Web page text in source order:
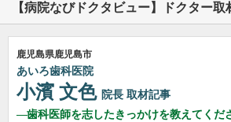
【病院なびドクタビュー】ドクター取
鹿児島県鹿児島市
あいろ歯科医院
小濱 文色 院長 取材記事
歯科医師を志したきっかけを教えてくだ